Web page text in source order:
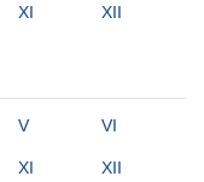
XI XII
V VI
XI XII